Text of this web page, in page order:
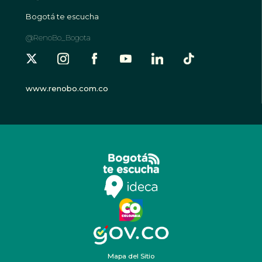
Bogotá te escucha
@RenoBo_Bogota
www.renobo.com.co
Mapa del Sitio